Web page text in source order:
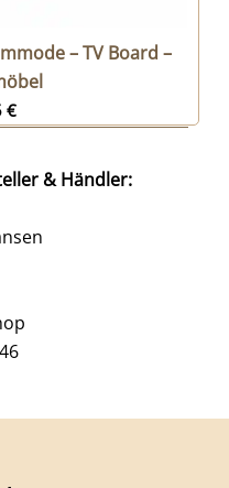
– TV Board –
€
& Händler: